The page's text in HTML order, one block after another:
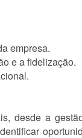
empresa.
e a fidelização.
desde a